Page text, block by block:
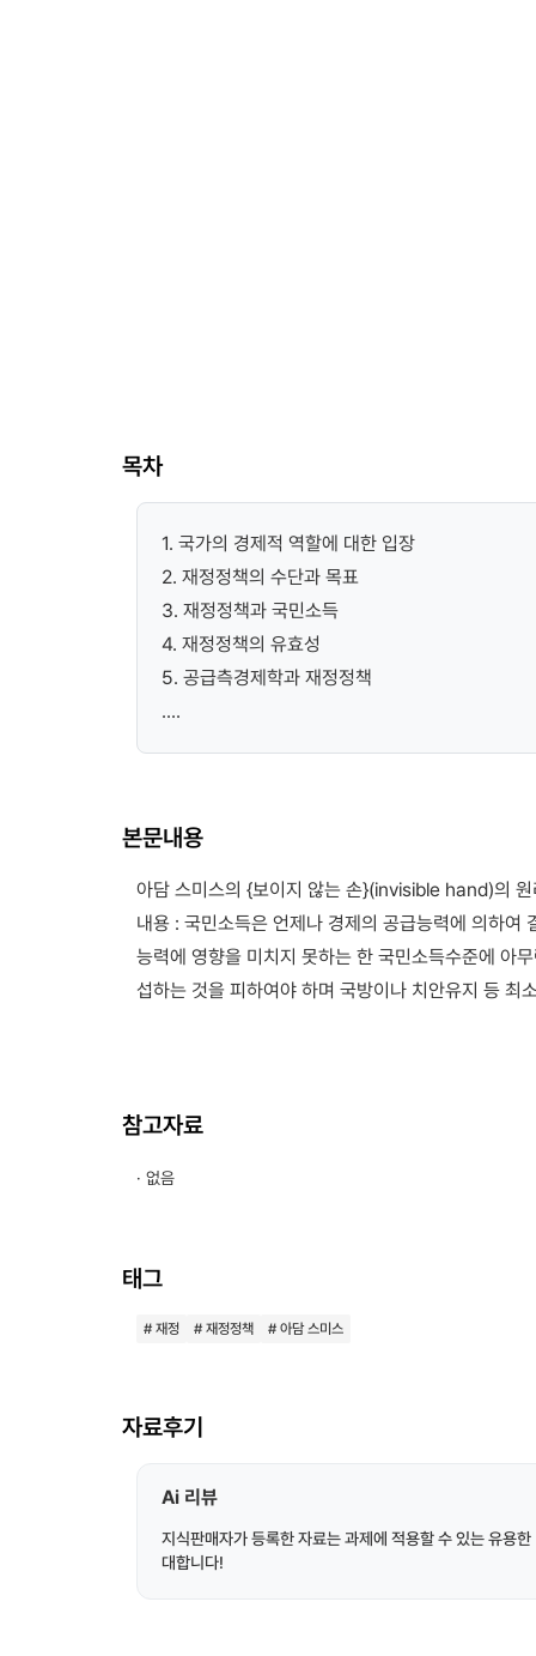
목차
1. 국가의 경제적 역할에 대한 입장
2. 재정정책의 수단과 목표
3. 재정정책과 국민소득
4. 재정정책의 유효성
5. 공급측경제학과 재정정책
....
본문내용
아담 스미스의 {보이지 않는 손}(invisible hand)의
내용 : 국민소득은 언제나 경제의 공급능력에 의하여
능력에 영향을 미치지 못하는 한 국민소득수준에 아
섭하는 것을 피하여야 하며 국방이나 치안유지 등 최
참고자료
· 없음
태그
# 재정 # 재정정책 # 아담 스미스
자료후기
Ai 리뷰
지식판매자가 등록한 자료는 과제에 적용할 수 있는 유용
대합니다!